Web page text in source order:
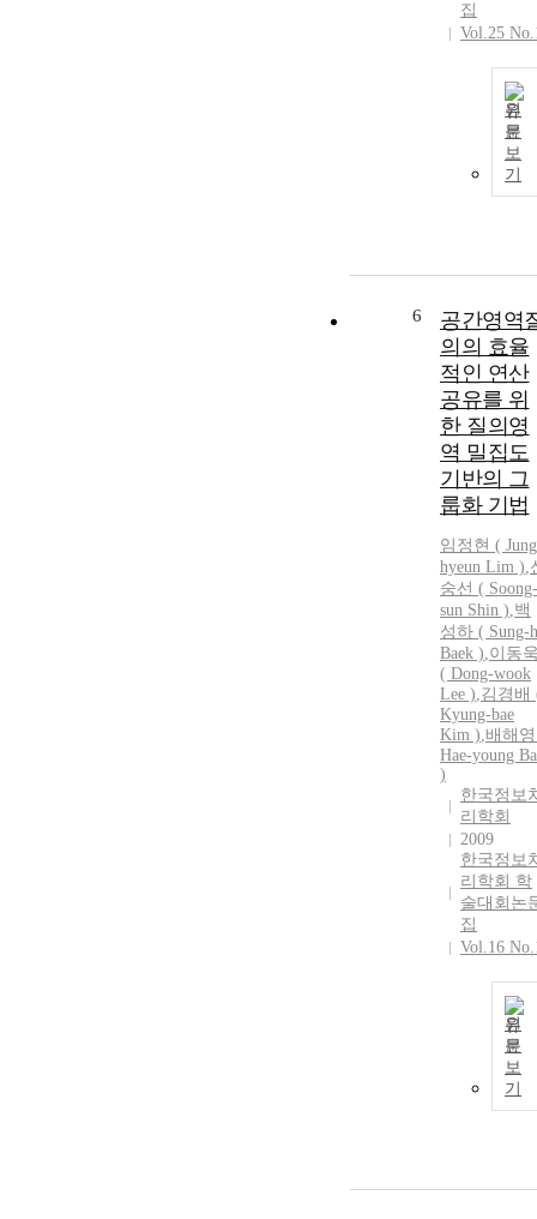
집
Vol.25
원
문
보
기
6
공간영역
의의 효율
적인 연산
공유를 위
한 질의영
역 밀집도
기반의 그
룹화 기법
임정현 (
hyeun Lim ),
숭선 ( Soong-
sun Shin ),백
성하 ( Sung-
Baek ),이동
( Dong-wook
Lee ),김경배
Kyung-bae
Kim ),배해
Hae-young
)
한국정보
리학회
2009
한국정보
리학회 학
술대회논
집
Vol.16
원
문
보
기